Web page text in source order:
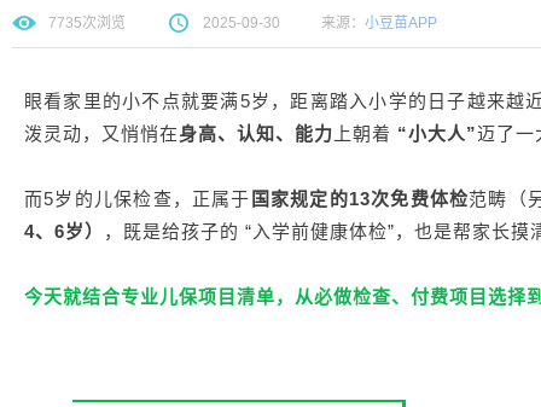
7735次浏览 2025-09-30 来源： 小豆苗APP
眼看家里的小不点就要满5岁，距离踏入小学的日子越来越
泼灵动，又悄悄在身高、认知、能力 上朝着 “小大人”迈了一
而5岁的儿保检查，正属于 国家规定的13次免费体检范畴（
4、6岁）
，既是给孩子的 “入学前健康体检”，也是帮家长
今天就结合专业儿保项目清单，从必做检查、付费项目选择